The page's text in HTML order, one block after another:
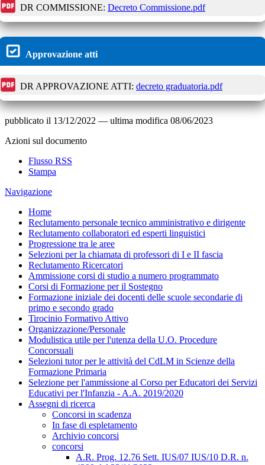
DR COMMISSIONE: Decreto Commissione.pdf
Approvazione atti
DR APPROVAZIONE ATTI: decreto graduatoria.pdf
pubblicato il 13/12/2022 — ultima modifica 08/06/2023
Azioni sul documento
Flusso RSS
Stampa
Navigazione
Home
Reclutamento personale tecnico amministrativo e dirigente
Reclutamento collaboratori ed esperti linguistici
Progressione tra le aree
Selezioni per la chiamata di professori di I e II fascia
Reclutamento Ricercatori
Ammissione corsi di studio a numero programmato
Corsi di Formazione per il Sostegno
Formazione iniziale dei docenti delle scuole secondarie di
primo e secondo grado
Tirocinio Formativo Attivo
Organizzazione/Personale
Modulistica utile per l'utenza della U.O. Procedure
Concorsuali
Selezioni tutor per le attività del CdLM in Scienze della
Formazione Primaria
Selezione per l'ammissione al Corso per Educatori dei Servizi
Educativi per l'Infanzia - A.A. 2019/2020
Assegni di ricerca
Concorsi in scadenza
In fase di espletamento
Archivio concorsi
concorsi
A.R. Prog. 12.76 Sett. IUS/07 IUS/10 D.R. n.